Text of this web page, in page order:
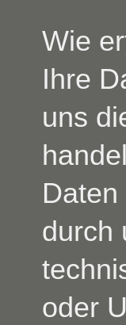
Wie
Ihre
uns
durch
oder